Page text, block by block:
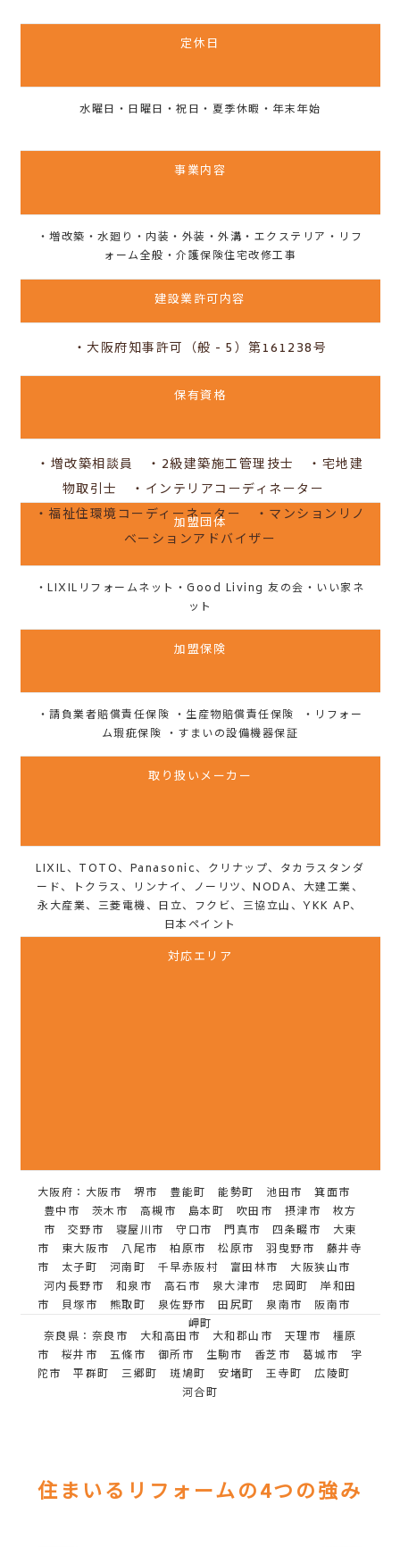
定休日
水曜日・日曜日・祝日・夏季休暇・年末年始
事業内容
・増改築・水廻り・内装・外装・外溝・エクステリア・リフ
ォーム全般・介護保険住宅改修工事
建設業許可内容
・大阪府知事許可（般 - 5）第161238号
保有資格
・増改築相談員 ・ 2級建築施工管理技士 ・宅地建
物取引士 ・ インテリアコーディネーター
・福祉住環境コーディーネーター ・マンションリノ
ベーションアドバイザー
加盟団体
・LIXILリフォームネット・Good Living 友の会・いい家ネ
ット
加盟保険
・請負業者賠償責任保険 ・生産物賠償責任保険 ・リフォー
ム瑕疵保険 ・すまいの設備機器保証
取り扱いメーカー
LIXIL、TOTO、Panasonic、クリナップ、タカラスタンダ
ード、トクラス、リンナイ、ノーリツ、NODA、大建工業、
永大産業、三菱電機、日立、フクビ、三協立山、YKK AP、
日本ペイント
対応エリア
大阪府：大阪市 堺市 豊能町 能勢町 池田市 箕面市
豊中市 茨木市 高槻市 島本町 吹田市 摂津市 枚方
市 交野市 寝屋川市 守口市 門真市 四条畷市 大東
市 東大阪市 八尾市 柏原市 松原市 羽曳野市 藤井寺
市 太子町 河南町 千早赤阪村 富田林市 大阪狭山市
河内長野市 和泉市 高石市 泉大津市 忠岡町 岸和田
市 貝塚市 熊取町 泉佐野市 田尻町 泉南市 阪南市
岬町
奈良県：奈良市 大和高田市 大和郡山市 天理市 橿原
市 桜井市 五條市 御所市 生駒市 香芝市 葛城市 宇
陀市 平群町 三郷町 斑鳩町 安堵町 王寺町 広陵町
河合町
住まいるリフォームの4つの強み